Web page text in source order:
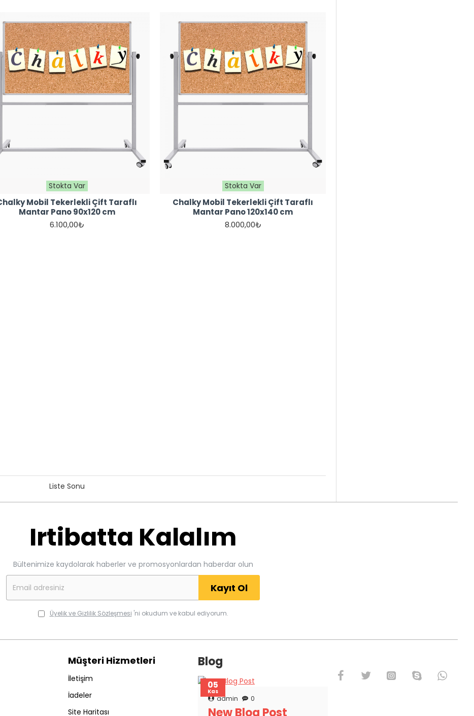
Stokta Var
Mobil Tekerlekli Çift Taraflı
Mantar Pano 90x120 cm
6.100,00₺
Stokta Var
Chalky Mobil Tekerlekli Çift Taraflı
Mantar Pano 120x140 cm
8.000,00₺
Liste Sonu
Irtibatta Kalalım
Bültenimize kaydolarak haberler ve promosyonlardan haberdar olun
Kayıt Ol
Üyelik ve Gizlilik Sözleşmesi 'ni okudum ve kabul ediyorum.
Müşteri Hizmetleri
İletişim
İadeler
Site Haritası
Blog
05
Kas
admin 0